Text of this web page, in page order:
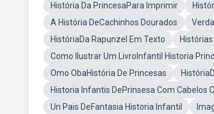
História Da PrincesaPara Imprimir
A História DeCachinhos Dourados
HistóriaDa Rapunzel Em Texto
Como Ilustrar Um LivroInfantil Historia
Omo ObaHistória De Princesas
Historia Infantis DePrinsesa Com Cabelos
Un Pais DeFantasia Historia Infantil